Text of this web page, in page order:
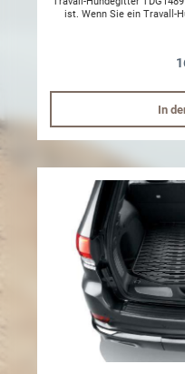
ist. Wenn Sie ein Travall-
unseren Experten
Ordnung im Gepäckraum zu sorgen. Gepäckraum-
in Verbindung mit dem
einsetzbar Das Trenngitter
befestigt werden Keine
notwendig Einfach
Produkt passt in die folgenden
SRT WK2 2011 - 2013 Jeep
Grand Cherokee WK2 2010 -
Pulverbeschichtung Herkunft Großbritannien Kompatibel mit
Kofferraumabdeckung Nein Änderung am Fahrzeug notwendig Nein
Garantie Lebenslange
Produkttyp Trennwand Montagezeit 15 Minuten Warnung: Benötigt
das Travall-Hundegitter
verfügbar ist. Wenn Sie ein
die Artikelnummer nicht,
In